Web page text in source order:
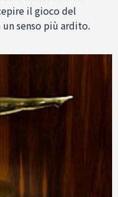
il gioco del
senso più ardito.